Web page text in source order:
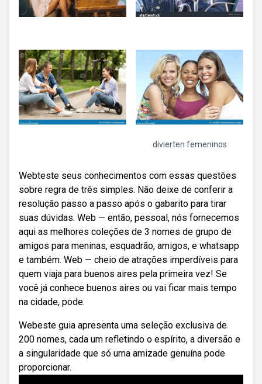
divierten femeninos
Webteste seus conhecimentos com essas questões
sobre regra de três simples. Não deixe de conferir a
resolução passo a passo após o gabarito para tirar
suas dúvidas. Web — então, pessoal, nós fornecemos
aqui as melhores coleções de 3 nomes de grupo de
amigos para meninas, esquadrão, amigos, e whatsapp
e também. Web — cheio de atrações imperdíveis para
quem viaja para buenos aires pela primeira vez! Se
você já conhece buenos aires ou vai ficar mais tempo
na cidade, pode.
Webeste guia apresenta uma seleção exclusiva de
200 nomes, cada um refletindo o espírito, a diversão e
a singularidade que só uma amizade genuína pode
proporcionar.